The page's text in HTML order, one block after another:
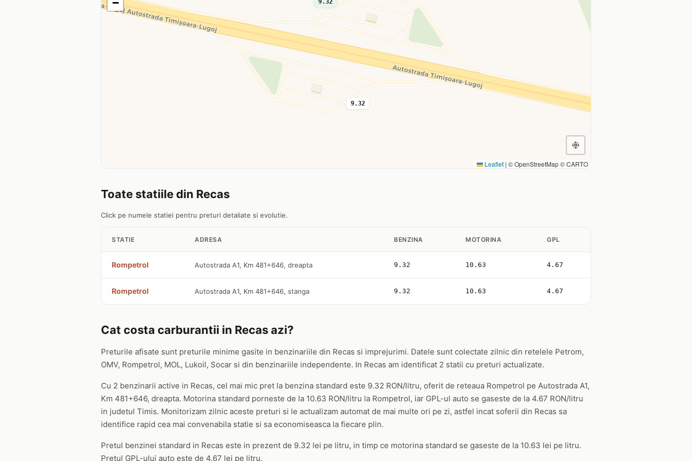
9.32
9.32
−
Leaflet | © OpenStreetMap © CARTO
Toate statiile din Recas
Click pe numele statiei pentru preturi detaliate si evolutie.
STATIE ADRESA BENZINA MOTORINA GPL
Rompetrol Autostrada A1, Km 481+646, dreapta 9.32 10.63 4.67
Rompetrol Autostrada A1, Km 481+646, stanga 9.32 10.63 4.67
Cat costa carburantii in Recas azi?
Preturile afisate sunt preturile minime gasite in benzinariile din Recas si imprejurimi. Datele sunt colectate zilnic din retelele Petrom,
OMV, Rompetrol, MOL, Lukoil, Socar si din benzinariile independente. In Recas am identificat 2 statii cu preturi actualizate.
Cu 2 benzinarii active in Recas, cel mai mic pret la benzina standard este 9.32 RON/litru, oferit de reteaua Rompetrol pe Autostrada A1,
Km 481+646, dreapta. Motorina standard porneste de la 10.63 RON/litru la Rompetrol, iar GPL-ul auto se gaseste de la 4.67 RON/litru
in judetul Timis. Monitorizam zilnic aceste preturi si le actualizam automat de mai multe ori pe zi, astfel incat soferii din Recas sa
identifice rapid cea mai convenabila statie si sa economiseasca la fiecare plin.
Pretul benzinei standard in Recas este in prezent de 9.32 lei pe litru, in timp ce motorina standard se gaseste de la 10.63 lei pe litru.
Pretul GPL-ului auto este de 4.67 lei pe litru.